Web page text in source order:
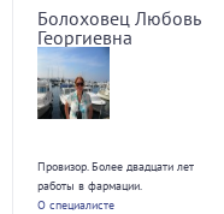
Болоховец Любовь
Георгиевна
Провизор. Более двадцати лет
работы в фармации.
О специалисте